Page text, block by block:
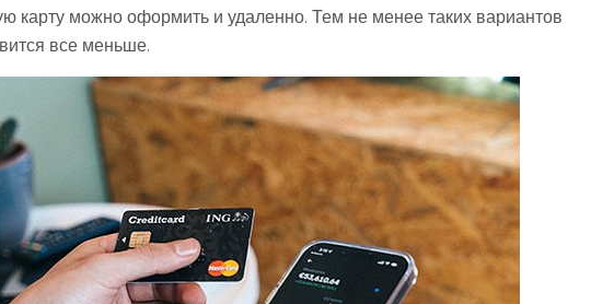
карту можно оформить и удаленно. Тем не менее таких вариантов
все меньше.